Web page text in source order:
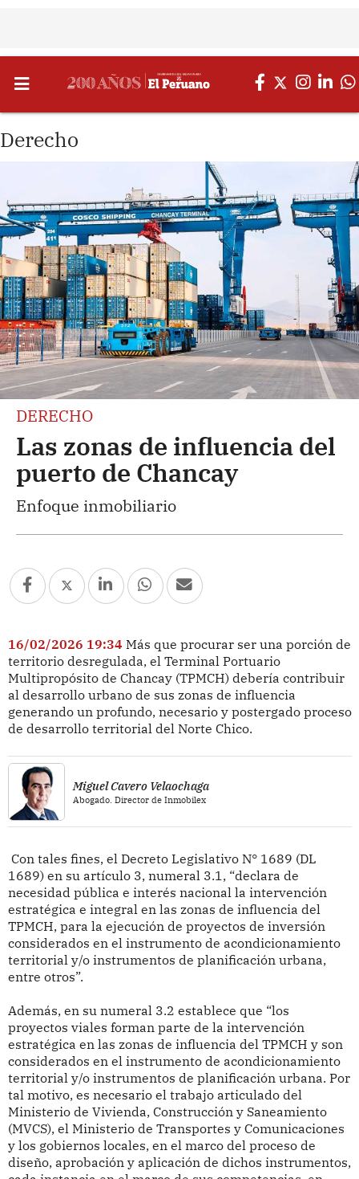
Derecho
DERECHO
Las zonas de influencia del
puerto de Chancay
Enfoque inmobiliario
16/02/2026 19:34 Más que procurar ser una porción de
territorio desregulada, el Terminal Portuario
Multipropósito de Chancay (TPMCH) debería contribuir
al desarrollo urbano de sus zonas de influencia
generando un profundo, necesario y postergado proceso
de desarrollo territorial del Norte Chico.
Miguel Cavero Velaochaga
Abogado. Director de Inmobilex
Con tales fines, el Decreto Legislativo N° 1689 (DL
1689) en su artículo 3, numeral 3.1, “declara de
necesidad pública e interés nacional la intervención
estratégica e integral en las zonas de influencia del
TPMCH, para la ejecución de proyectos de inversión
considerados en el instrumento de acondicionamiento
territorial y/o instrumentos de planificación urbana,
entre otros”.
Además, en su numeral 3.2 establece que “los
proyectos viales forman parte de la intervención
estratégica en las zonas de influencia del TPMCH y son
considerados en el instrumento de acondicionamiento
territorial y/o instrumentos de planificación urbana. Por
tal motivo, es necesario el trabajo articulado del
Ministerio de Vivienda, Construcción y Saneamiento
(MVCS), el Ministerio de Transportes y Comunicaciones
y los gobiernos locales, en el marco del proceso de
diseño, aprobación y aplicación de dichos instrumentos,